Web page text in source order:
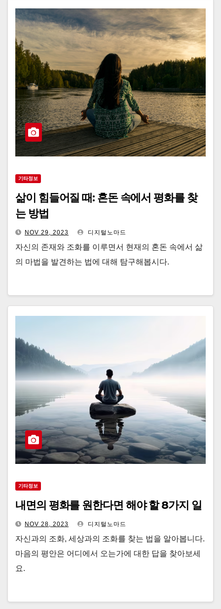
기타정보
삶이 힘들어질 때: 혼돈 속에서 평화를 찾
는 방법
NOV 29, 2023 디지털노마드
자신의 존재와 조화를 이루면서 현재의 혼돈 속에서 삶
의 마법을 발견하는 법에 대해 탐구해봅시다.
기타정보
내면의 평화를 원한다면 해야 할 8가지 일
NOV 28, 2023 디지털노마드
자신과의 조화, 세상과의 조화를 찾는 법을 알아봅니다.
마음의 평안은 어디에서 오는가에 대한 답을 찾아보세
요.